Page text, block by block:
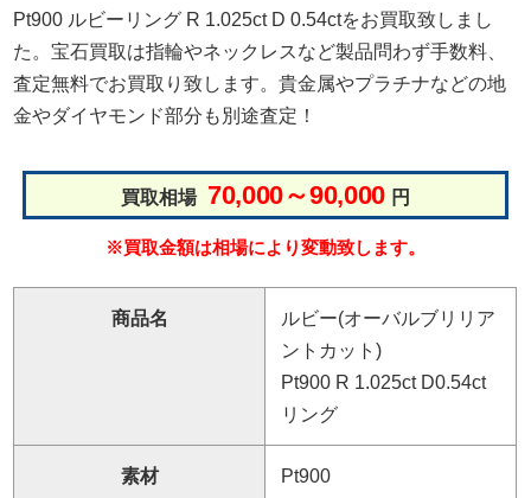
Pt900 ルビーリング R 1.025ct D 0.54ctをお買取致しまし
た。宝石買取は指輪やネックレスなど製品問わず手数料、
査定無料でお買取り致します。貴金属やプラチナなどの地
金やダイヤモンド部分も別途査定！
買取相場 70,000～90,000 円
※買取金額は相場により変動致します。
商品名
ルビー(オーバルブリリア
ントカット)
Pt900 R 1.025ct D0.54ct
リング
素材 Pt900